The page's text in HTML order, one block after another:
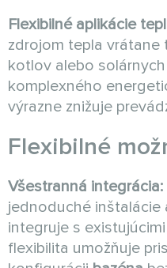
Flexibilné aplikácie
zdrojom tepla vrátane
kotlov alebo
komplexného
výrazne znižuje
Flexibilné
Všestranná integrácia:
jednoduché inštalácie
integruje s
flexibilita umožňuje